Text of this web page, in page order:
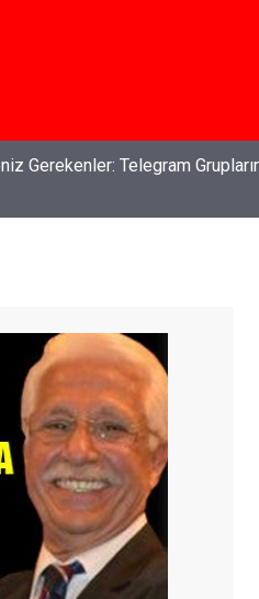
Altına Almak